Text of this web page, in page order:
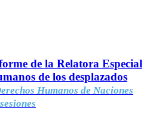
de la Relatora Especial
de los desplazados
Humanos de Naciones